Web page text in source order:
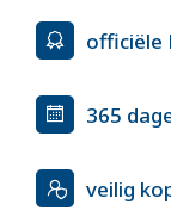
officiële
365
veilig